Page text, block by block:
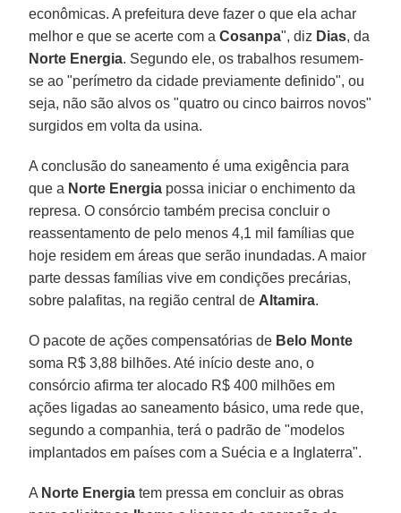
econômicas. A prefeitura deve fazer o que ela achar
melhor e que se acerte com aCosanpa", diz Dias, da
Norte Energia. Segundo ele, os trabalhos resumem-
se ao "perímetro da cidade previamente definido", ou
seja, não são alvos os "quatro ou cinco bairros novos"
surgidos em volta da usina.
A conclusão do saneamento é uma exigência para
que a Norte Energia possa iniciar o enchimento da
represa. O consórcio também precisa concluir o
reassentamento de pelo menos 4,1 mil famílias que
hoje residem em áreas que serão inundadas. A maior
parte dessas famílias vive em condições precárias,
sobre palafitas, na região central de Altamira.
O pacote de ações compensatórias de Belo Monte
soma R$ 3,88 bilhões. Até início deste ano, o
consórcio afirma ter alocado R$ 400 milhões em
ações ligadas ao saneamento básico, uma rede que,
segundo a companhia, terá o padrão de "modelos
implantados em países com a Suécia e a Inglaterra".
A Norte Energia tem pressa em concluir as obras